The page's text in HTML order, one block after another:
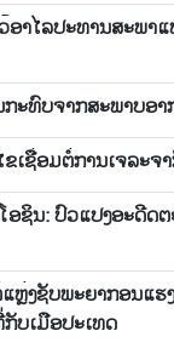
ອາ​ໄລ​ປະ​ທານ​ສະ​ພາ​
ະທົບຈາກສະພາບອາ
ເຊື່ອມຕໍ່ການເຈລະ
ຊິນ: ປົວ​ແປງ​ອະ​ດີດ​
ຫຼ່ງຊັບພະຍາກອນແຮ
ບເມືອປະເທດ